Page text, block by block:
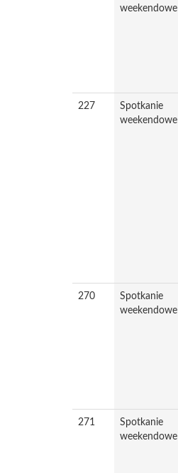
weekendowe
227
Spotkanie
weekendowe
270
Spotkanie
weekendowe
271
Spotkanie
weekendowe